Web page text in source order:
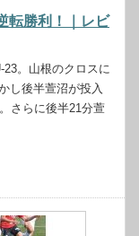
転勝利！｜レビ
。山根のクロスに
し後半萱沼が投入
さらに後半21分萱